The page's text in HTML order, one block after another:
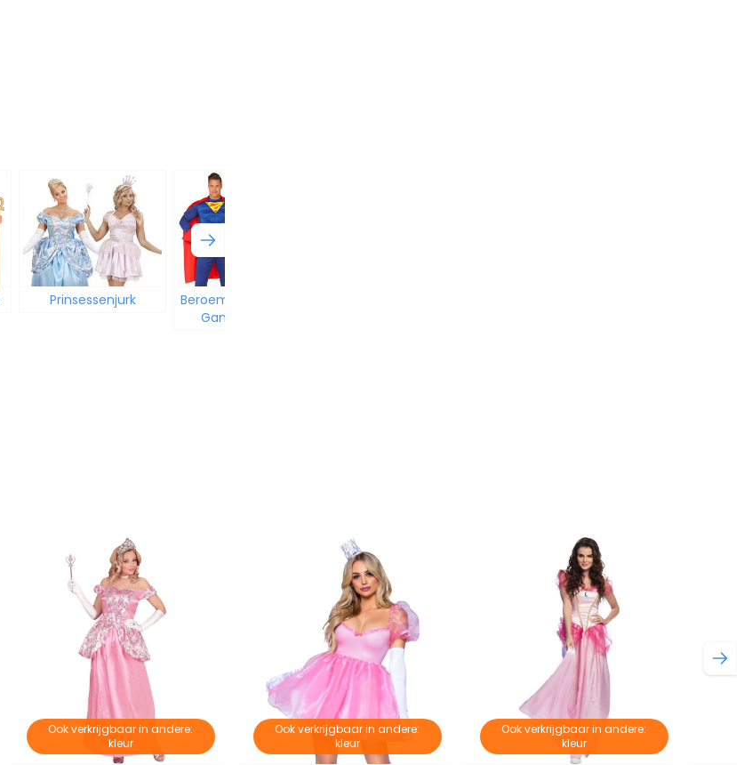
Prinsessenjurk
Beroemdheden Films
Games Muziek
Ook verkrijgbaar in andere:
kleur
Ook verkrijgbaar in andere:
kleur
Ook verkrijgbaar in andere:
kleur